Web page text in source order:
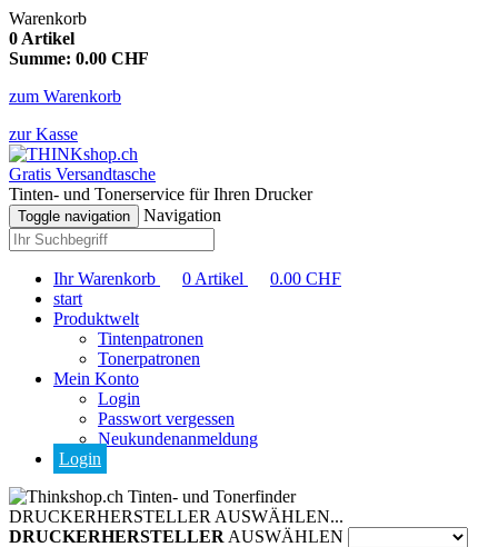
Warenkorb
0 Artikel
Summe: 0.00 CHF
zum Warenkorb
zur Kasse
Gratis Versandtasche
Tinten- und Tonerservice für Ihren Drucker
Toggle navigation Navigation
Ihr Warenkorb 0 Artikel 0.00 CHF
start
Produktwelt
Tintenpatronen
Tonerpatronen
Mein Konto
Login
Passwort vergessen
Neukundenanmeldung
Login
Tinten- und Tonerfinder
DRUCKERHERSTELLER AUSWÄHLEN...
DRUCKERHERSTELLER AUSWÄHLEN